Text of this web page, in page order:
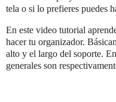
tela o si lo prefieres puedes
En este video tutorial
hacer tu organizador.
alto y el largo del soporte.
generales son